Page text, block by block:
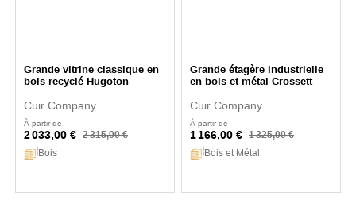
Grande vitrine classique en
bois recyclé Hugoton
Cuir Company
À partir de
2 033,00 € 2 315,00 €
Bois
Grande étagère industrielle
en bois et métal Crossett
Cuir Company
À partir de
1 166,00 € 1 325,00 €
Bois et Métal